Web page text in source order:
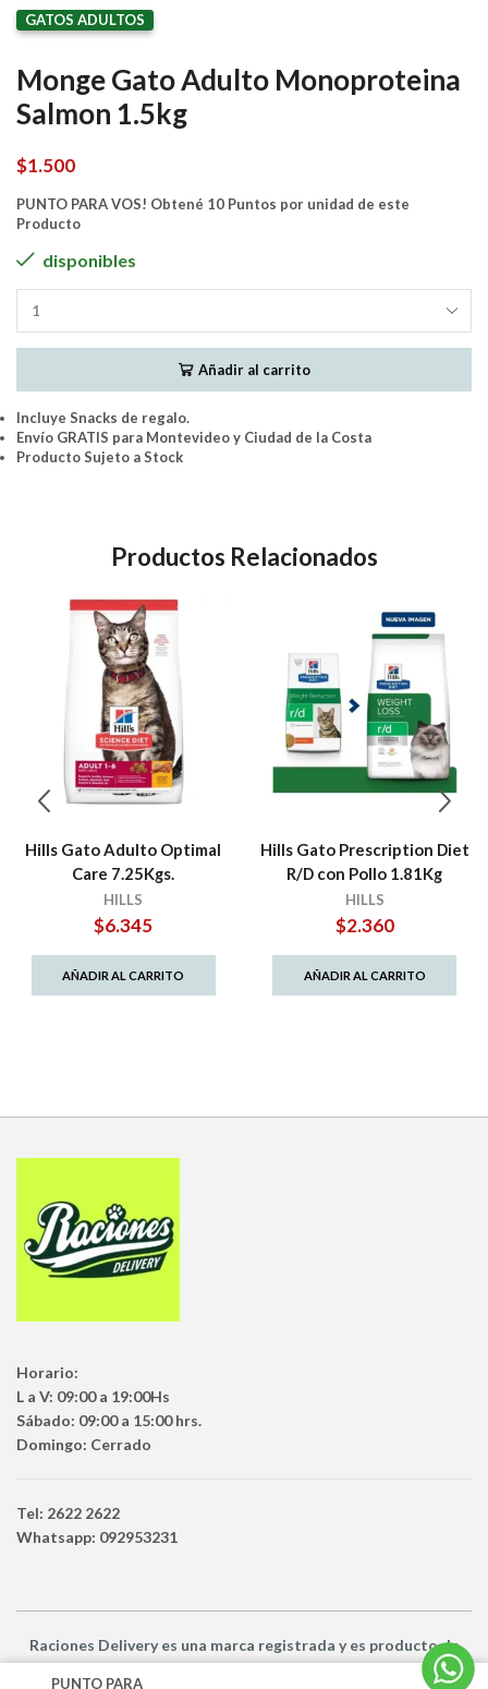
GATOS ADULTOS
Monge Gato Adulto Monoproteina
Salmon 1.5kg
$1.500
PUNTO PARA VOS! Obtené 10 Puntos por unidad de este
Producto
disponibles
Monoproteina
cantidad
Añadir al carrito
Incluye Snacks de regalo.
Envío GRATIS para Montevideo y Ciudad de la Costa
Producto Sujeto a Stock
Productos Relacionados
Hills Gato Adulto Optimal
Care 7.25Kgs.
HILLS
$6.345
AÑADIR AL CARRITO
Hills Gato Prescription Diet
R/D con Pollo 1.81Kg
HILLS
$2.360
AÑADIR AL CARRITO
Horario:
L a V: 09:00 a 19:00Hs
Sábado: 09:00 a 15:00 hrs.
Domingo: Cerrado
Tel: 2622 2622
Whatsapp: 092953231
Raciones Deliveryes una marca registrada y es productode
Netbuy Uruguay SRL -© Todos los derechos reservados
PUNTO PARA